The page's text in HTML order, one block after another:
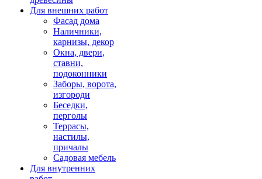
Для внешних работ
Фасад дома
Наличники,
карнизы, декор
Окна, двери,
ставни,
подоконники
Заборы, ворота,
изгороди
Беседки,
перголы
Террасы,
настилы,
причалы
Садовая мебель
Для внутренних